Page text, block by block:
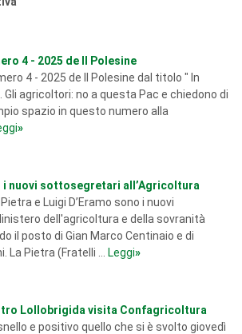
4 - 2025 de Il Polesine
4 - 2025 de Il Polesine dal titolo " In
Gli agricoltori: no a questa Pac e chiedono di
spazio in questo numero alla
»
i nuovi sottosegretari all’Agricoltura
e Luigi D’Eramo sono i nuovi
dell'agricoltura e della sovranità
il posto di Gian Marco Centinaio e di
La Pietra (Fratelli ...
Leggi»
Lollobrigida visita Confagricoltura
e positivo quello che si è svolto giovedì